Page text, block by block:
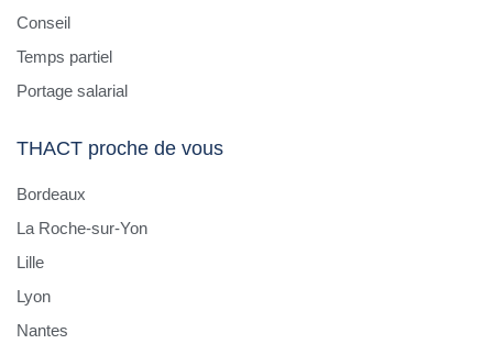
Conseil
Temps partiel
Portage salarial
THACT proche de vous
Bordeaux
La Roche-sur-Yon
Lille
Lyon
Nantes